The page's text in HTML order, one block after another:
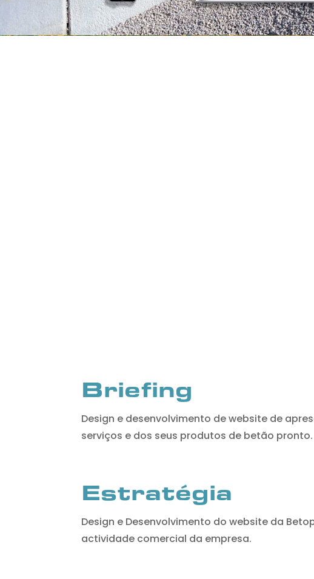
Briefing
Design e desenvolvimento de website de
serviços e dos seus produtos de betão pronto.
Estratégia
Design e Desenvolvimento do website da
actividade comercial da empresa.